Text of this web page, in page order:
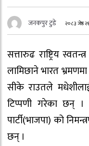
जनकपुर टुडे २०८३ जेष्ठ
सत्तारुढ राष्ट्रिय
लामिछाने भारत
सीके राउतले
टिप्पणी गरेका छन् ।
पार्टी(भाजपा) को
छन् ।